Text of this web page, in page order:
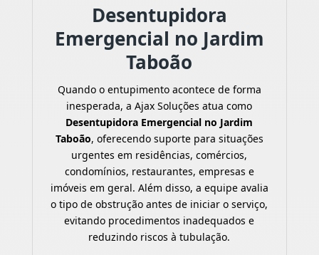
Desentupidora
Emergencial no Jardim
Taboão
Quando o entupimento acontece de forma
inesperada, a Ajax Soluções atua como
Desentupidora Emergencial no Jardim
Taboão, oferecendo suporte para situações
urgentes em residências, comércios,
condomínios, restaurantes, empresas e
imóveis em geral. Além disso, a equipe avalia
o tipo de obstrução antes de iniciar o serviço,
evitando procedimentos inadequados e
reduzindo riscos à tubulação.